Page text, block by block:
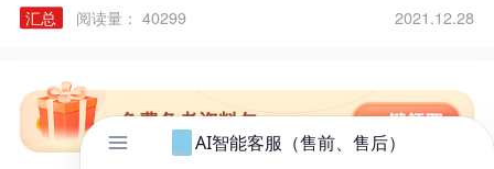
汇总 阅读量： 40299 2021.12.28
免费备考资料包